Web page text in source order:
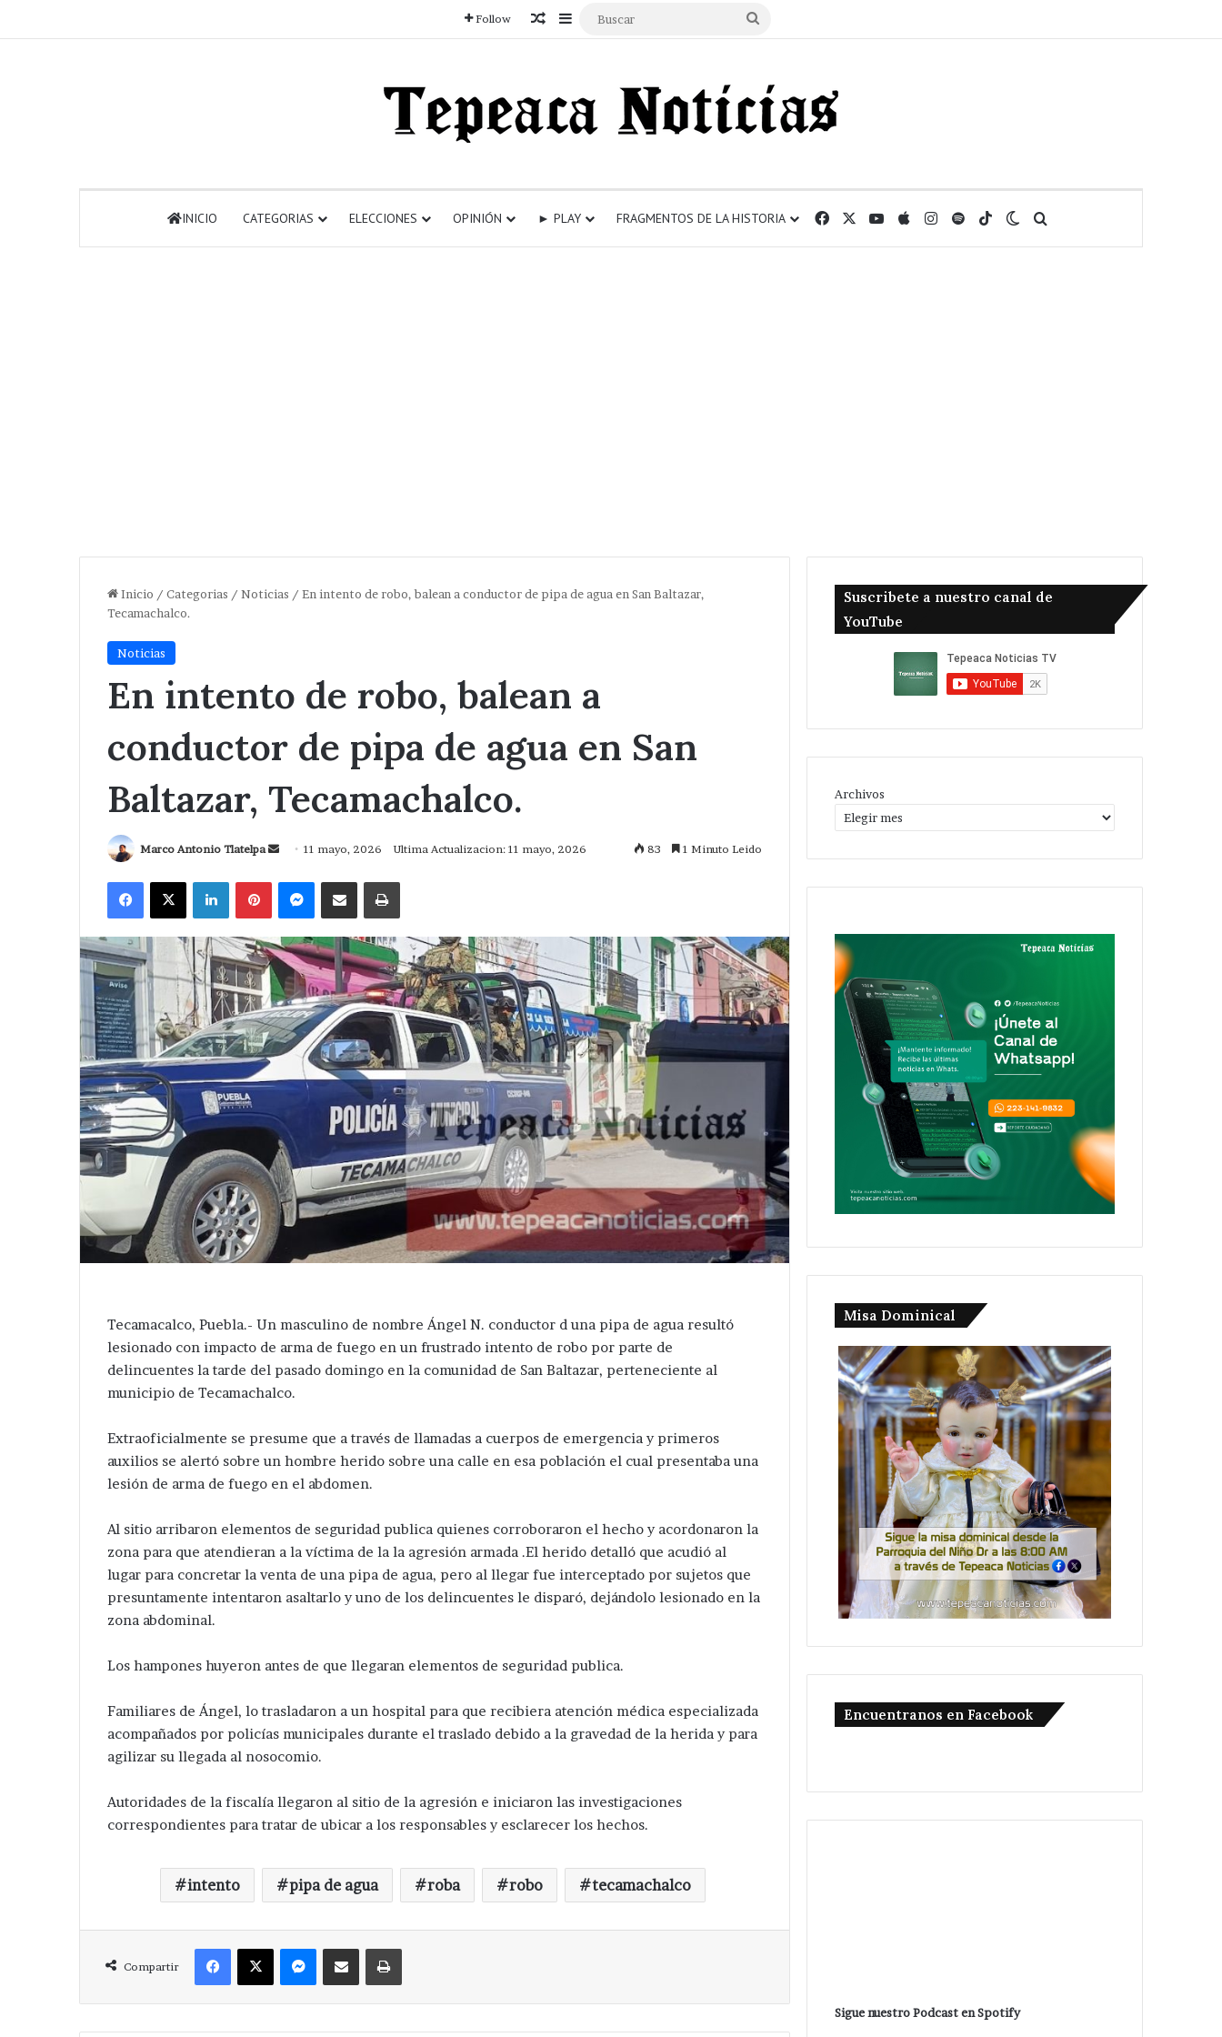
Follow Articulo aleatorio
Sidebar
INICIO CATEGORIAS ELECCIONES OPINIÓN ► PLAY FRAGMENTOS DE LA HISTORIA FacebookYouTube
AppleInstagram
SpotifyTikTokSwitch skin
Inicio / Categorias / Noticias / En intento de robo, balean a conductor de pipa de agua en San Baltazar,
Tecamachalco.
Noticias
En intento de robo, balean a
conductor de pipa de agua en San
Baltazar, Tecamachalco.
Marco Antonio Tlatelpa
Send
email
11 mayo, 2026 Ultima Actualizacion: 11 mayo, 2026 83 1 Minuto Leido
Facebook
X LinkedInPinterestMessengerCompartir via CorreoImprimir
Tecamacalco, Puebla.- Un masculino de nombre Ángel N. conductor d una pipa de agua resultó
lesionado con impacto de arma de fuego en un frustrado intento de robo por parte de
delincuentes la tarde del pasado domingo en la comunidad de San Baltazar, perteneciente al
municipio de Tecamachalco.
Extraoficialmente se presume que a través de llamadas a cuerpos de emergencia y primeros
auxilios se alertó sobre un hombre herido sobre una calle en esa población el cual presentaba una
lesión de arma de fuego en el abdomen.
Al sitio arribaron elementos de seguridad publica quienes corroboraron el hecho y acordonaron la
zona para que atendieran a la víctima de la la agresión armada .El herido detalló que acudió al
lugar para concretar la venta de una pipa de agua, pero al llegar fue interceptado por sujetos que
presuntamente intentaron asaltarlo y uno de los delincuentes le disparó, dejándolo lesionado en la
zona abdominal.
Los hampones huyeron antes de que llegaran elementos de seguridad publica.
Familiares de Ángel, lo trasladaron a un hospital para que recibiera atención médica especializada
acompañados por policías municipales durante el traslado debido a la gravedad de la herida y para
agilizar su llegada al nosocomio.
Autoridades de la fiscalía llegaron al sitio de la agresión e iniciaron las investigaciones
correspondientes para tratar de ubicar a los responsables y esclarecer los hechos.
intento pipa de agua roba robo tecamachalco
Compartir
Facebook
X MessengerCompartir via CorreoImprimir
Suscribete a nuestro canal de
YouTube
Archivos
Misa Dominical
Encuentranos en Facebook
Sigue nuestro Podcast en Spotify